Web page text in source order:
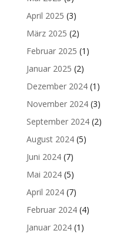
April 2025 (3)
März 2025 (2)
Februar 2025 (1)
Januar 2025 (2)
Dezember 2024(1)
November 2024(3)
September 2024(2)
August 2024(5)
Juni 2024(7)
Mai 2024(5)
April 2024(7)
Februar 2024(4)
Januar 2024(1)